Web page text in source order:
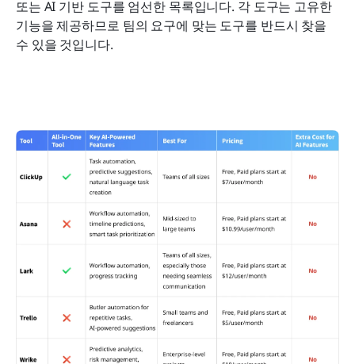
또는 AI 기반 도구를 엄선한 목록입니다. 각 도구는 고유한
기능을 제공하므로 팀의 요구에 맞는 도구를 반드시 찾을
수 있을 것입니다.